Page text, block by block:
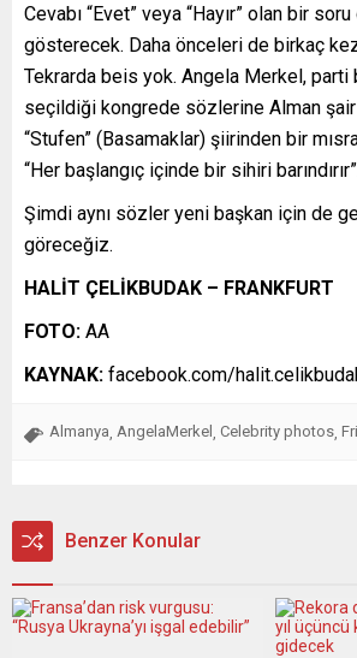
Cevabı “Evet” veya “Hayır” olan bir
gösterecek. Daha önceleri de birkaç kez
Tekrarda beis yok. Angela Merkel, parti
seçildiği kongrede sözlerine Alman şair
“Stufen” (Basamaklar) şiirinden bir
“Her başlangıç içinde bir sihiri
Şimdi aynı sözler yeni başkan için de
göreceğiz.
HALİT ÇELİKBUDAK – FRANKFURT
FOTO: AA
KAYNAK: facebook.com/
Almanya AngelaMerkel Celebrity photos
Benzer Konular